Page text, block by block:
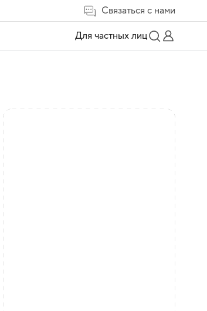
Связаться с нами
Для частных лиц